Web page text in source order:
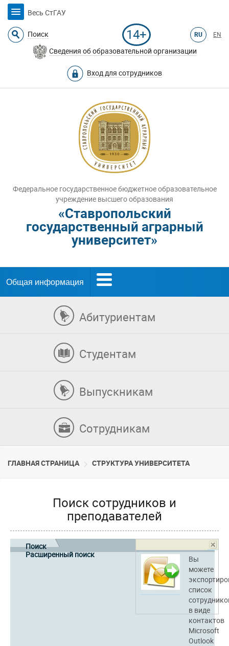
Весь СтГАУ
Поиск 14+ RU EN
Сведения об образовательной организации
Вход для сотрудников
Федеральное государственное бюджетное образовательное
учреждение высшего образования
«Ставропольский
государственный аграрный
университет»
Общая информация
Абитуриентам
Студентам
Выпускникам
Сотрудникам
ГЛАВНАЯ СТРАНИЦА CТРУКТУРА УНИВЕРСИТЕТА
Поиск сотрудников и
преподавателей
Вы
можете
список
в виде
контактов
Microsoft
Outlook
Поиск
Расширенный поиск